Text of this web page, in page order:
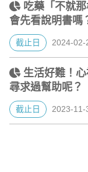
吃藥「不就
會先看說明書嗎
截止日 2024-02-
生活好難！
尋求過幫助呢？
截止日 2023-11-